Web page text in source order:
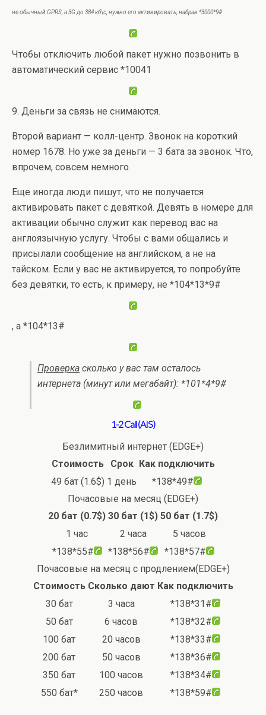
не обычный GPRS, а 3G до 384 кб\с, нужно его активировать, набрав *3000*9#
Чтобы отключить любой пакет нужно позвонить в
автоматический сервис *10041
9. Деньги за связь не снимаются.
Второй вариант — колл-центр. Звонок на короткий
номер 1678. Но уже за деньги — 3 бата за звонок. Что,
впрочем, совсем немного.
Еще иногда люди пишут, что не получается
активировать пакет с девяткой. Девять в номере для
активации обычно служит как перевод вас на
англоязычную услугу. Чтобы с вами общались и
присылали сообщение на английском, а не на
тайском. Если у вас не активируется, то попробуйте
без девятки, то есть, к примеру, не *104*13*9#
, а *104*13#
Проверка сколько у вас там осталось
интернета (минут или мегабайт): *101*4*9#
1-2 Call (AIS)
Безлимитный интернет (EDGE+)
Стоимость
Срок
Как подключить
49 бат (1.6$) 1 день
*138*49#
Почасовые на месяц (EDGE+)
20 бат (0.7$) 30 бат (1$) 50 бат (1.7$)
1 час
2 часа
5 часов
*138*55#
*138*56#
*138*57#
Почасовые на месяц с продлением(EDGE+)
Стоимость Сколько дают Как подключить
30 бат
3 часа
*138*31#
50 бат
6 часов
*138*32#
100 бат
20 часов
*138*33#
200 бат
50 часов
*138*36#
350 бат
100 часов
*138*34#
550 бат*
250 часов *138*59#